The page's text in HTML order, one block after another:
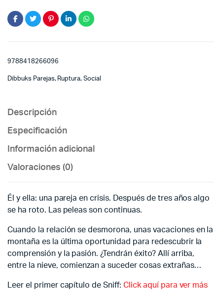
9788418266096
Dibbuks Parejas, Ruptura, Social
Descripción
Especificación
Información adicional
Valoraciones (0)
Él y ella: una pareja en crisis. Después de tres años algo
se ha roto. Las peleas son continuas.
Cuando la relación se desmorona, unas vacaciones en la
montaña es la última oportunidad para redescubrir la
comprensión y la pasión. ¿Tendrán éxito? Allí arriba,
entre la nieve, comienzan a suceder cosas extrañas…
Leer el primer capítulo de Sniff: Click aquí para ver más